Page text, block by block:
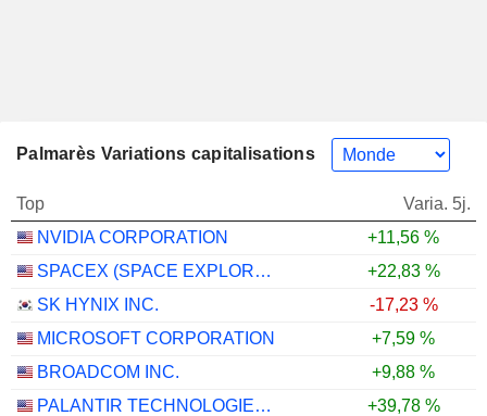
Palmarès Variations capitalisations
Top
Varia. 5j.
NVIDIA CORPORATION
+11,56 %
SPACEX (SPACE EXPLORATION TECHNOLOGIES)
+22,83 %
SK HYNIX INC.
-17,23 %
MICROSOFT CORPORATION
+7,59 %
BROADCOM INC.
+9,88 %
PALANTIR TECHNOLOGIES INC.
+39,78 %